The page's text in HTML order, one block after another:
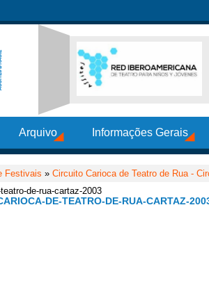
Arquivo Informações Gerais
Festivais » Circuito Carioca de Teatro de Rua -
de-rua-cartaz-2003
DE-TEATRO-DE-RUA-CARTAZ-